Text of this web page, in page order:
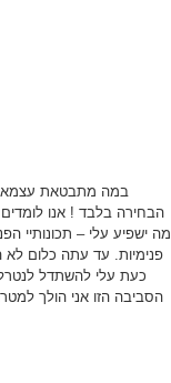
במה מתבטאת
הבחירה בלבד ! אנו
מה ישפיע עלי – תכונותיי
פנימיות. עד עתה כלום לא
כעת עלי להשתדל
הסביבה הזו אני הולך